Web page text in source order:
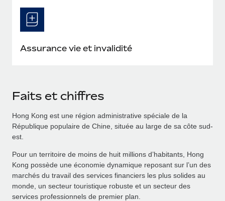
Assurance vie et invalidité
Faits et chiffres
Hong Kong est une région administrative spéciale de la
République populaire de Chine, située au large de sa côte sud-
est.
Pour un territoire de moins de huit millions d’habitants, Hong
Kong possède une économie dynamique reposant sur l’un des
marchés du travail des services financiers les plus solides au
monde, un secteur touristique robuste et un secteur des
services professionnels de premier plan.